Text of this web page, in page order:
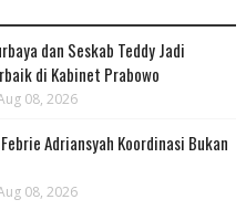
dan Seskab Teddy Jadi
di Kabinet Prabowo
08, 2026
Adriansyah Koordinasi Bukan
08, 2026